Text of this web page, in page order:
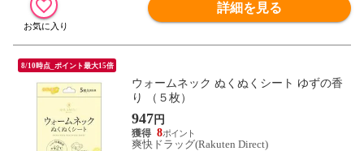
詳細を見る
8/10時点_ポイント最大15倍
ウォームネック ぬくぬくシート ゆずの香
り （５枚）
947 円
8
爽快ドラッグ(Rakuten Direct)